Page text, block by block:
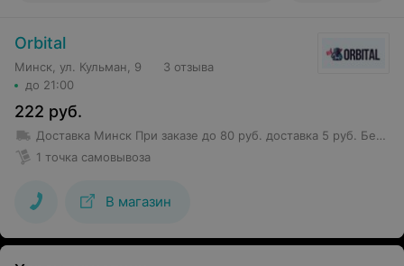
Orbital
Минск, ул. Кульман, 9
до 21:00
3 отзыва
222 руб.
Доставка Минск При заказе до 80 руб. доставка 5 руб. Бесплатная доставка от 80 руб.
1 точка самовывоза
В магазин